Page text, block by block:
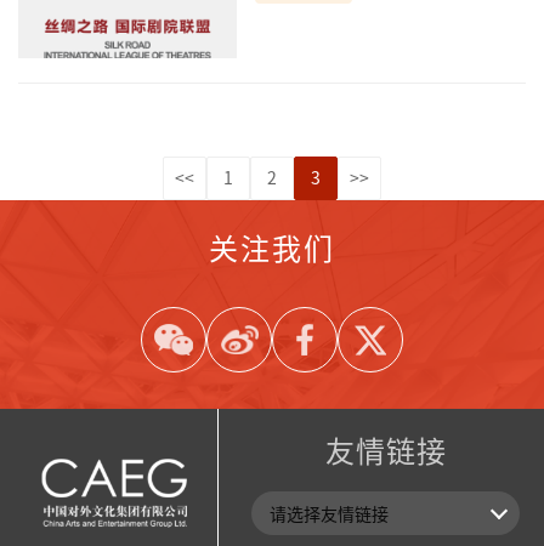
<< 1 2 3 >>
关注我们
友情链接